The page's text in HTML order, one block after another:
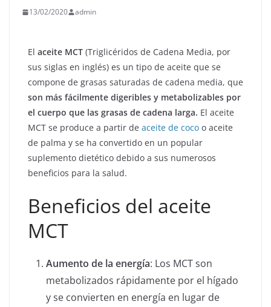
13/02/2020 admin
El aceite MCT (Triglicéridos de Cadena Media, por
sus siglas en inglés) es un tipo de aceite que se
compone de grasas saturadas de cadena media, que
son más fácilmente digeribles y metabolizables por
el cuerpo que las grasas de cadena larga. El aceite
MCT se produce a partir de aceite de coco o aceite
de palma y se ha convertido en un popular
suplemento dietético debido a sus numerosos
beneficios para la salud.
Beneficios del aceite
MCT
Aumento de la energía: Los MCT son
metabolizados rápidamente por el hígado
y se convierten en energía en lugar de